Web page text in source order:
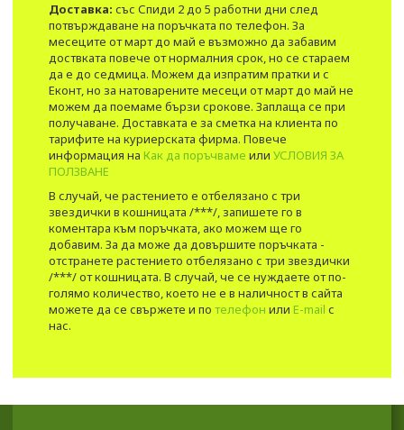
Доставка: със Спиди 2 до 5 работни дни след
потвърждаване на поръчката по телефон. За
месеците от март до май е възможно да забавим
доствката повече от нормалния срок, но се стараем
да е до седмица. Можем да изпратим пратки и с
Еконт, но за натоварените месеци от март до май не
можем да поемаме бързи срокове. Заплаща се при
получаване. Доставката е за сметка на клиента по
тарифите на куриерската фирма. Повече
информация на Как да поръчваме или УСЛОВИЯ ЗА
ПОЛЗВАНЕ
В случай, че растението е отбелязано с три
звездички в кошницата /***/, запишете го в
коментара към поръчката, ако можем ще го
добавим. За да може да довършите поръчката -
отстранете растението отбелязано с три звездички
/***/ от кошницата. В случай, че се нуждаете от по-
голямо количество, което не е в наличност в сайта
можете да се свържете и по телефон или E-mail с
нас.